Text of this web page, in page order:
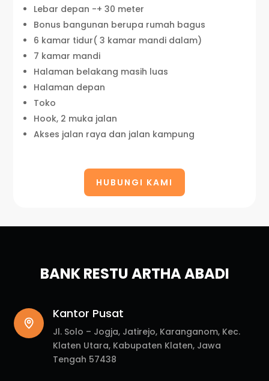
Lebar depan -+ 30 meter
Bonus bangunan berupa rumah bagus
6 kamar tidur( 3 kamar mandi dalam)
7 kamar mandi
Halaman belakang masih luas
Halaman depan
Toko
Hook, 2 muka jalan
Akses jalan raya dan jalan kampung
HUBUNGI KAMI
BANK RESTU ARTHA ABADI
Kantor Pusat
Jl. Solo – Jogja, Jatirejo, Karanganom, Kec.
Klaten Utara, Kabupaten Klaten, Jawa
Tengah 57438